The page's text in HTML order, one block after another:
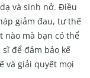
và sinh nở. Điều
giảm đau, tư thế
nào mà bạn có thể
để đảm bảo kế
và giải quyết mọi